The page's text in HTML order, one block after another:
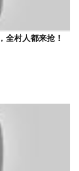
全村人都来抢！